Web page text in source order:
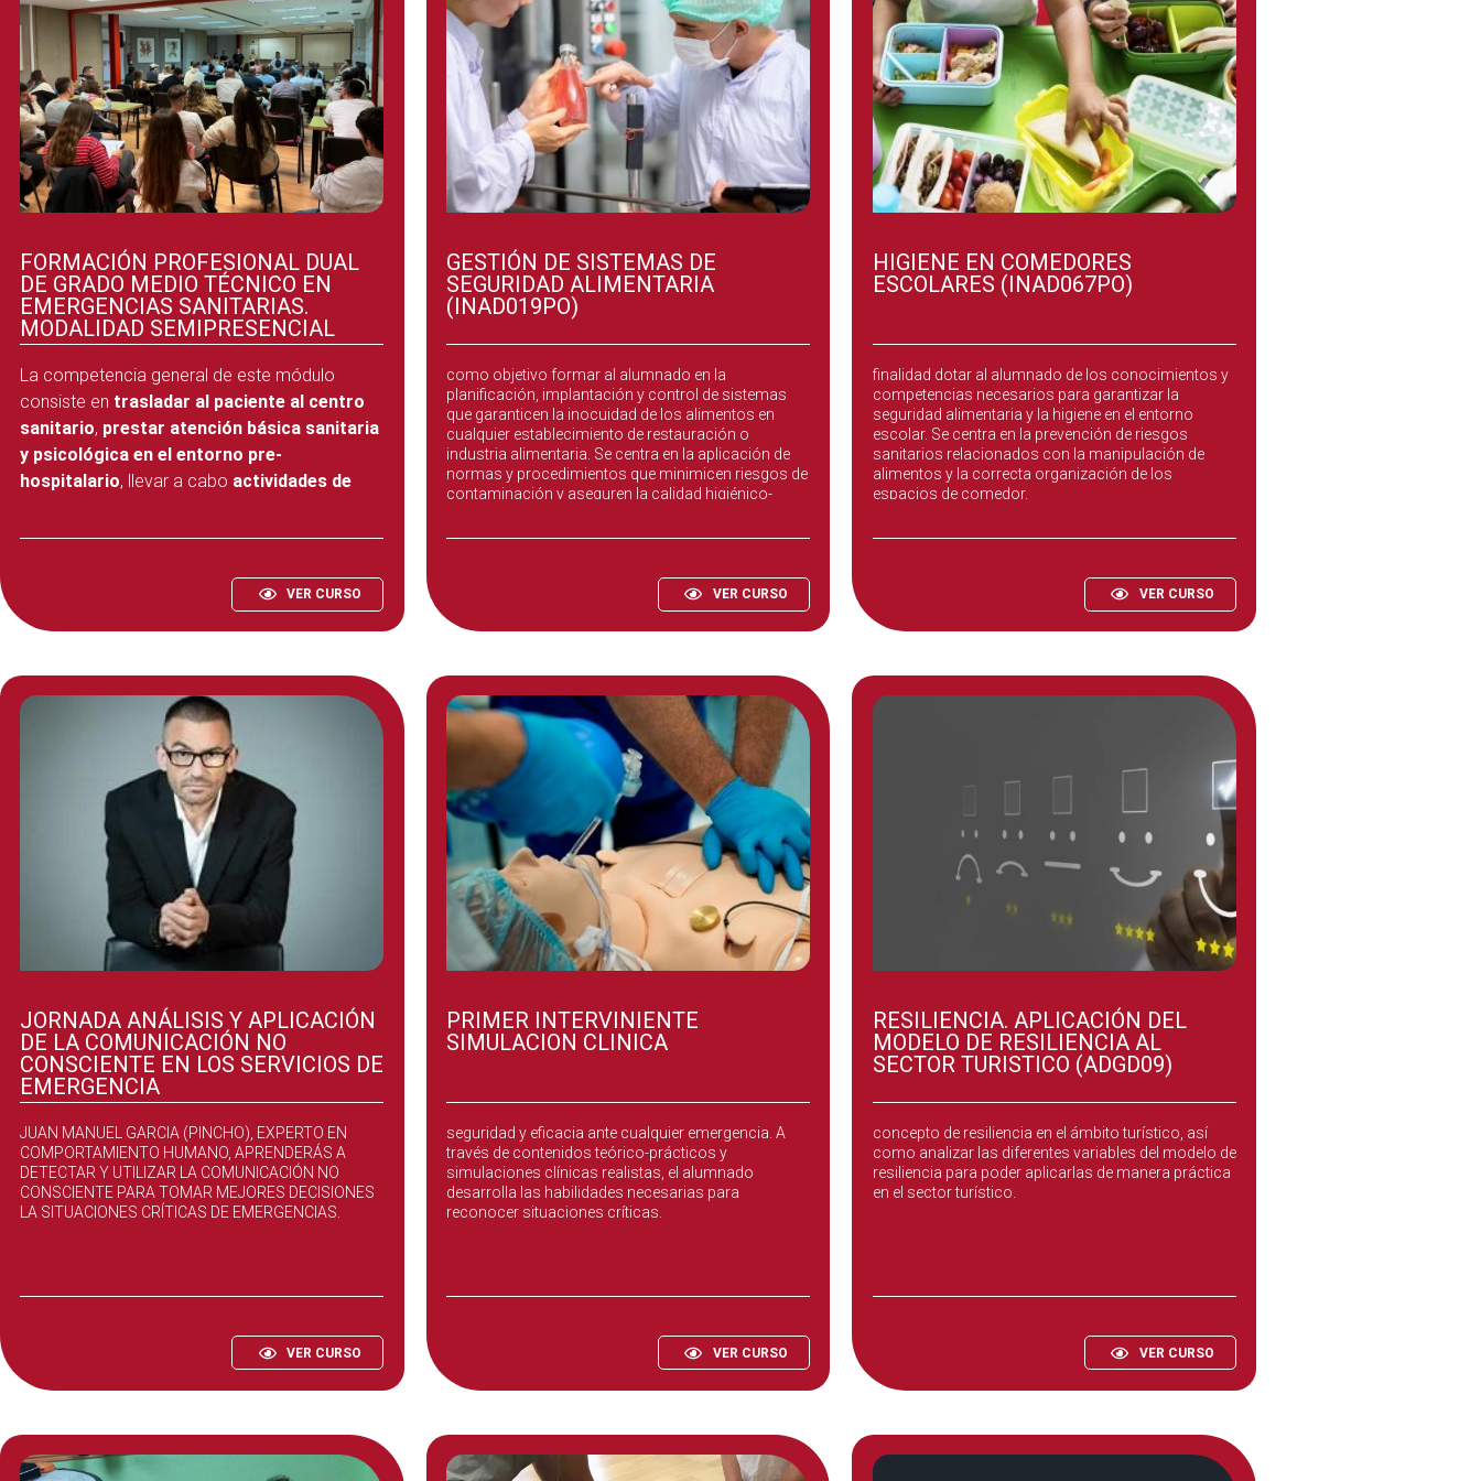
FORMACIÓN PROFESIONAL DUAL
DE GRADO MEDIO TÉCNICO EN
EMERGENCIAS SANITARIAS.
MODALIDAD SEMIPRESENCIAL
La competencia general de este módulo
consiste en trasladar al paciente al centro
sanitario, prestar atención básica sanitaria
y psicológica en el entorno pre-
hospitalario, llevar a cabo actividades de
colaborar en laorganización y desarrollo de
dispositivos de riesgo previsible y de la
logística ante una emergencia individual,
VER CURSO
GESTIÓN DE SISTEMAS DE
SEGURIDAD ALIMENTARIA
(INAD019PO)
como objetivo formar al alumnado en la
planificación, implantación y control de sistemas
que garanticen la inocuidad de los alimentos en
cualquier establecimiento de restauración o
industria alimentaria. Se centra en la aplicación de
normas y procedimientos que minimicen riesgos de
contaminación y aseguren la calidad higiénico-
VER CURSO
HIGIENE EN COMEDORES
ESCOLARES (INAD067PO)
finalidad dotar al alumnado de los conocimientos y
competencias necesarios para garantizar la
seguridad alimentaria y la higiene en el entorno
escolar. Se centra en la prevención de riesgos
sanitarios relacionados con la manipulación de
alimentos y la correcta organización de los
espacios de comedor.
VER CURSO
JORNADA ANÁLISIS Y APLICACIÓN
DE LA COMUNICACIÓN NO
CONSCIENTE EN LOS SERVICIOS DE
EMERGENCIA
JUAN MANUEL GARCIA (PINCHO), EXPERTO EN
COMPORTAMIENTO HUMANO, APRENDERÁS A
DETECTAR Y UTILIZAR LA COMUNICACIÓN NO
CONSCIENTE PARA TOMAR MEJORES DECISIONES
LA SITUACIONES CRÍTICAS DE EMERGENCIAS.
BOMBEROS Y PROTECCIÓN CIVIL. PERSONAL
SANITARIO Y PSICOLOGOS: 60% DE DESCUENTO
EDICIÓN 1. FECHA: 07/11/2025. EN HORARIO DE
EDICIÓN 2. FECHA: 08/11/2025. EN HORARIO DE
09.30 A 14.00 HORAS
VER CURSO
PRIMER INTERVINIENTE
SIMULACION CLINICA
seguridad y eficacia ante cualquier emergencia. A
través de contenidos teórico-prácticos y
simulaciones clínicas realistas, el alumnado
desarrolla las habilidades necesarias para
reconocer situaciones críticas.
VER CURSO
RESILIENCIA. APLICACIÓN DEL
MODELO DE RESILIENCIA AL
SECTOR TURISTICO (ADGD09)
concepto de resiliencia en el ámbito turístico, así
como analizar las diferentes variables del modelo de
resiliencia para poder aplicarlas de manera práctica
en el sector turístico.
VER CURSO